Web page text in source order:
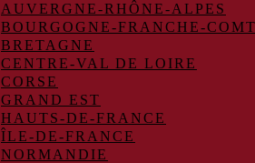
AUVERGNE-RHÔNE-ALPES
BOURGOGNE-FRANCHE-
BRETAGNE
CENTRE-VAL DE LOIRE
CORSE
GRAND EST
HAUTS-DE-FRANCE
ÎLE-DE-FRANCE
NORMANDIE